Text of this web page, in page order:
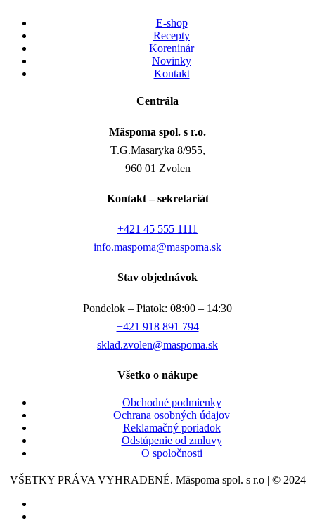
E-shop
Recepty
Koreninár
Novinky
Kontakt
Centrála
Mäspoma spol. s r.o.
T.G.Masaryka 8/955,
960 01 Zvolen
Kontakt – sekretariát
+421 45 555 1111
info.maspoma@maspoma.sk
Stav objednávok
Pondelok – Piatok: 08:00 – 14:30
+421 918 891 794
sklad.zvolen@maspoma.sk
Všetko o nákupe
Obchodné podmienky
Ochrana osobných údajov
Reklamačný poriadok
Odstúpenie od zmluvy
O spoločnosti
VŠETKY PRÁVA VYHRADENÉ. Mäspoma spol. s r.o | © 2024